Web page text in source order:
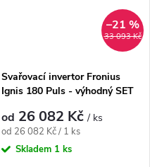
33 093 Kč
–21 %
Svařovací invertor Fronius
Ignis 180 Puls - výhodný SET
od 26 082 Kč/ ks
Měrná cena:
od 26 082 Kč / 1 ks
Skladem 1 ks